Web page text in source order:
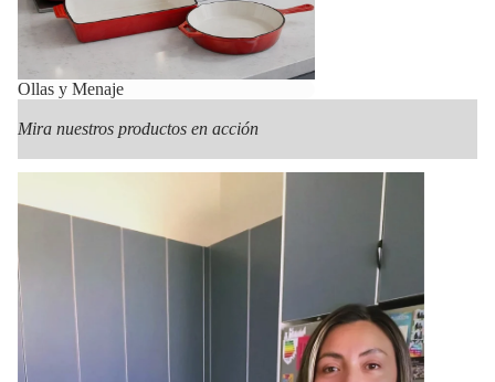
Ollas y Menaje
Mira nuestros productos en acción